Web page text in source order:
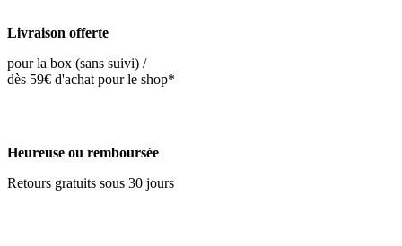
Livraison offerte
pour la box (sans suivi) /
dès 59€ d'achat pour le shop*
Heureuse ou remboursée
Retours gratuits sous 30 jours